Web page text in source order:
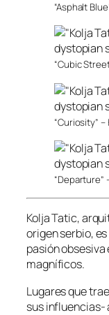
“Asphalt
“Cubic
“Curiosity”
“Departure”
Kolja Tatic,
origen serbio,
pasión
magníficos.
Lugares que
sus influencias-